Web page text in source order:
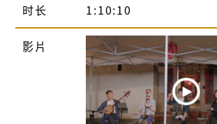
时长 1:10:10
影片